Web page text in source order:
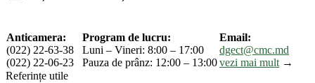
Anticamera:
(022) 22-63-38
(022) 22-06-23
Program de lucru:
Luni – Vineri: 8:00 – 17:00
Pauza de prânz: 12:00 – 13:00
Email:
dgect@cmc.md
vezi mai mult →
Referințe utile